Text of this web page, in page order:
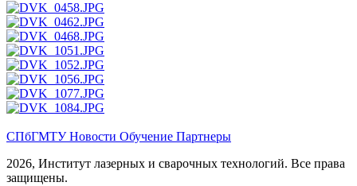
СПбГМТУНовости Обучение Партнеры
2026, Институт лазерных и сварочных технологий. Все права
защищены.